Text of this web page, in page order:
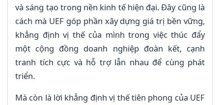
và sáng tạo trong nền kinh tế hiện đại. Đây cũng là
cách mà UEF góp phần xây dựng giá trị bền vững,
khẳng định vị thế của mình trong việc thúc đẩy
một cộng đồng doanh nghiệp đoàn kết, cạnh
tranh tích cực và hỗ trợ lẫn nhau để cùng phát
triển.
Mà còn là lời khẳng định vị thế tiên phong của UEF